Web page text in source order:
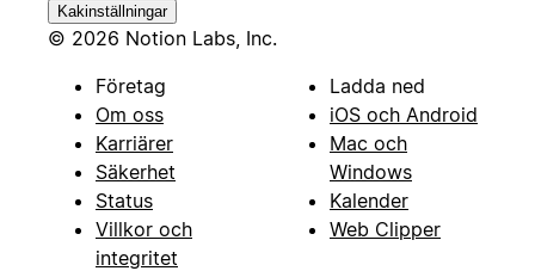
Kakinställningar
© 2026 Notion Labs, Inc.
Företag
Om oss
Karriärer
Säkerhet
Status
Villkor och
integritet
Ladda ned
iOS och Android
Mac och
Windows
Kalender
Web Clipper